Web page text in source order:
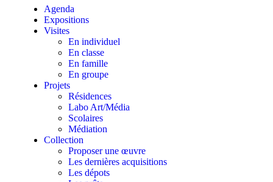
Agenda
Expositions
Visites
En individuel
En classe
En famille
En groupe
Projets
Résidences
Labo Art/Média
Scolaires
Médiation
Collection
Proposer une œuvre
Les dernières acquisitions
Les dépots